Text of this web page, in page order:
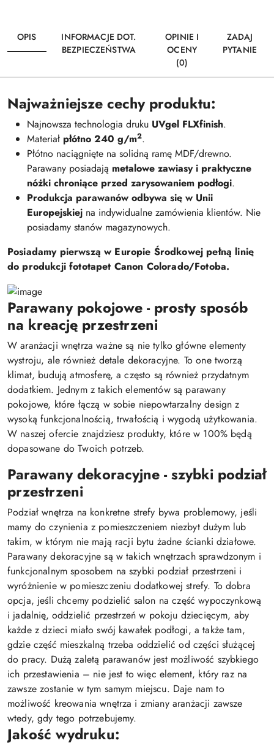
OPIS
INFORMACJE DOT.
BEZPIECZEŃSTWA
OPINIE I
OCENY
(0)
ZADAJ
PYTANIE
Najważniejsze cechy produktu:
Najnowsza technologia druku UVgel FLXfinish.
Materiał płótno 240 g/m2.
Płótno naciągnięte na solidną ramę MDF/drewno.
Parawany posiadają metalowe zawiasy i praktyczne
nóżki chroniące przed zarysowaniem podłogi.
Produkcja parawanów odbywa się w Unii
Europejskiej na indywidualne zamówienia klientów. Nie
posiadamy stanów magazynowych.
Posiadamy pierwszą w Europie Środkowej pełną linię
do produkcji fototapet Canon Colorado/Fotoba.
Parawany pokojowe - prosty sposób
na kreację przestrzeni
W aranżacji wnętrza ważne są nie tylko główne elementy
wystroju, ale również detale dekoracyjne. To one tworzą
klimat, budują atmosferę, a często są również przydatnym
dodatkiem. Jednym z takich elementów są parawany
pokojowe, które łączą w sobie niepowtarzalny design z
wysoką funkcjonalnością, trwałością i wygodą użytkowania.
W naszej ofercie znajdziesz produkty, które w 100% będą
dopasowane do Twoich potrzeb.
Parawany dekoracyjne - szybki podział
przestrzeni
Podział wnętrza na konkretne strefy bywa problemowy, jeśli
mamy do czynienia z pomieszczeniem niezbyt dużym lub
takim, w którym nie mają racji bytu żadne ścianki działowe.
Parawany dekoracyjne są w takich wnętrzach sprawdzonym i
funkcjonalnym sposobem na szybki podział przestrzeni i
wyróżnienie w pomieszczeniu dodatkowej strefy. To dobra
opcja, jeśli chcemy podzielić salon na część wypoczynkową
i jadalnię, oddzielić przestrzeń w pokoju dziecięcym, aby
każde z dzieci miało swój kawałek podłogi, a także tam,
gdzie część mieszkalną trzeba oddzielić od części służącej
do pracy. Dużą zaletą parawanów jest możliwość szybkiego
ich przestawienia – nie jest to więc element, który raz na
zawsze zostanie w tym samym miejscu. Daje nam to
możliwość kreowania wnętrza i zmiany aranżacji zawsze
wtedy, gdy tego potrzebujemy.
Jakość wydruku: